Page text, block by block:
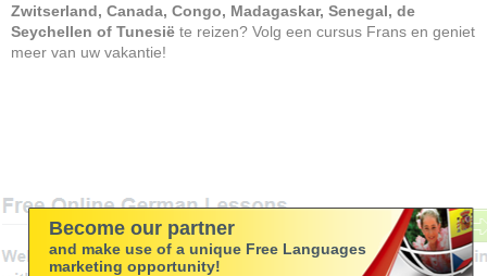
Zwitserland, Canada, Congo, Madagaskar, Senegal, de
Seychellen of Tunesië te reizen? Volg een cursus Frans en geniet
meer van uw vakantie!
Become our partner
and make use of a unique Free Languages
marketing opportunity!